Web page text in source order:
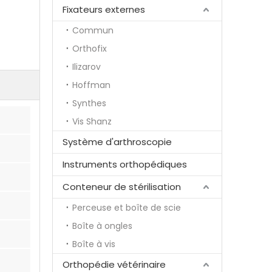
Fixateurs externes
Commun
Orthofix
Ilizarov
Hoffman
Synthes
Vis Shanz
Système d'arthroscopie
Instruments orthopédiques
Conteneur de stérilisation
Perceuse et boîte de scie
Boîte à ongles
Boîte à vis
Orthopédie vétérinaire